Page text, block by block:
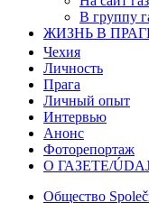
В группу
ЖИЗНЬ В
Чехия
Личность
Прага
Личный опыт
Интервью
Анонс
Фоторепортаж
О ГАЗЕТЕ/
Общество